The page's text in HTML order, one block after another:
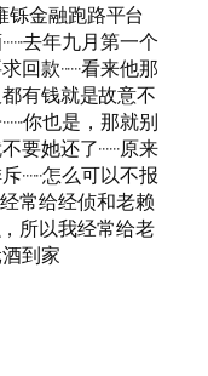
铄金融跑路平台
去年九月第一个
款······看来他那
都有钱就是故意不
你也是，那就别
她还了······原来
怎么可以不报
常给经侦和老赖
所以我经常给老
酒到家